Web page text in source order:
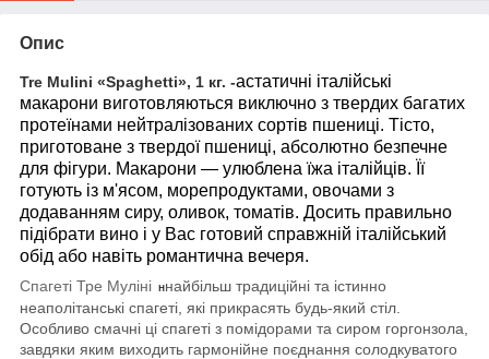
Опис
Tre Mulini «Spaghetti», 1 кг. -астатичні італійські
макарони виготовляються виключно з твердих багатих
протеїнами нейтралізованих сортів пшениці. Тісто,
приготоване з твердої пшениці, абсолютно безпечне
для фігури. Макарони — улюблена їжа італійців. Її
готують із м'ясом, морепродуктами, овочами з
додаванням сиру, оливок, томатів. Досить правильно
підібрати вино і у Вас готовий справжній італійський
обід або навіть романтична вечеря.
Спагеті Тре Муліні ннайбільш традиційні та істинно
неаполітанські спагеті, які прикрасять будь-який стіл.
Особливо смачні ці спагеті з помідорами та сиром горгонзола,
завдяки яким виходить гармонійне поєднання солодкуватого